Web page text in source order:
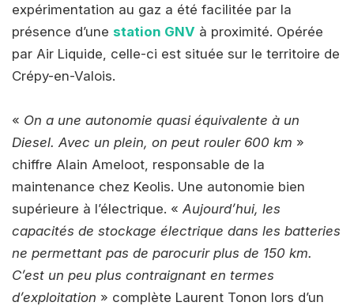
expérimentation au gaz a été facilitée par la
présence d’une station GNV à proximité. Opérée
par Air Liquide, celle-ci est située sur le territoire de
Crépy-en-Valois.
« On a une autonomie quasi équivalente à un
Diesel. Avec un plein, on peut rouler 600 km »
chiffre Alain Ameloot, responsable de la
maintenance chez Keolis. Une autonomie bien
supérieure à l’électrique. « Aujourd’hui, les
capacités de stockage électrique dans les batteries
ne permettant pas de parocurir plus de 150 km.
C’est un peu plus contraignant en termes
d’exploitation » complète Laurent Tonon lors d’un